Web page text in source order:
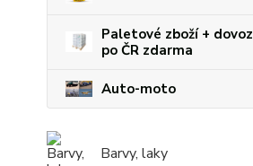
Paletové zboží + dovoz
po ČR zdarma
Auto-moto
Barvy, laky